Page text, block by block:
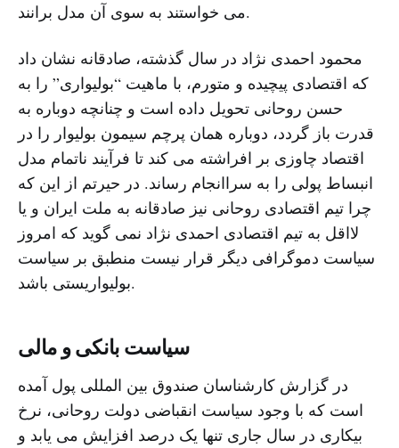
می خواستند به سوی آن مدل برانند.
محمود احمدی نژاد در سال گذشته، صادقانه نشان داد
که اقتصادی پیچیده و متورم، با ماهیت “بولیواری” را به
حسن روحانی تحویل داده است و چنانچه دوباره به
قدرت باز گردد، دوباره همان پرچم سیمون بولیوار را در
اقتصاد چاوزی بر افراشته می کند تا فرآیند ناتمام مدل
انبساط پولی را به سراانجام رساند. در حیرتم از این که
چرا تیم اقتصادی روحانی نیز صادقانه به ملت ایران و یا
لااقل به تیم اقتصادی احمدی نژاد نمی گوید که امروز
سیاست دموگرافی دیگر قرار نیست منطبق بر سیاست
بولیواریستی باشد.
سیاست بانکی و مالی
در گزارش کارشناسان صندوق بین المللی پول آمده
است که با وجود سیاست انقباضی دولت روحانی، نرخ
بیکاری در سال جاری تنها یک درصد افزایش می یابد و